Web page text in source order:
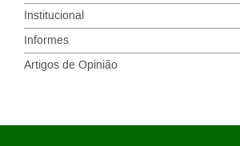
Institucional
Informes
Artigos de Opinião